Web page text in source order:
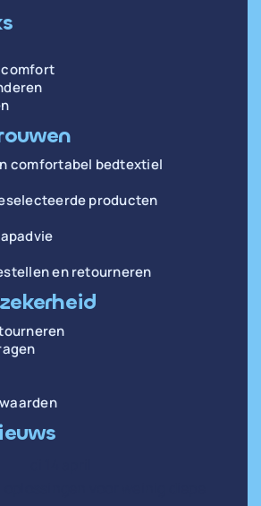
comfort
comfortabel bedtextiel
producten
en retourneren